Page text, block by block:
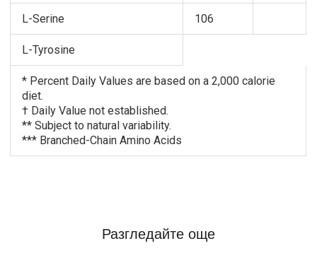
* Percent Daily Values are based on a 2,000 calorie
diet.
† Daily Value not established.
** Subject to natural variability.
*** Branched-Chain Amino Acids
L-Serine 106
L-Tyrosine
Разгледайте още